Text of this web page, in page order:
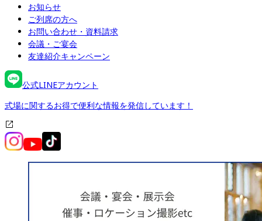
お知らせ
ご列席の方へ
お問い合わせ・資料請求
会議・ご宴会
友達紹介キャンペーン
公式LINEアカウント
式場に関するお得で便利な情報を発信しています！